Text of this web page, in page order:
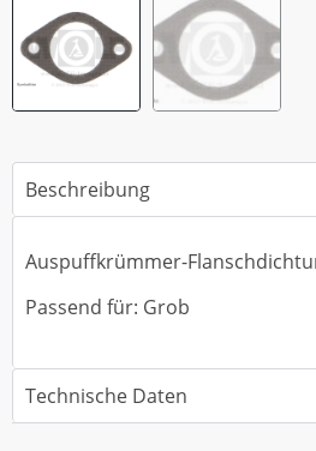
Beschreibung
Auspuffkrümmer-
Passend für: Grob
Technische Daten